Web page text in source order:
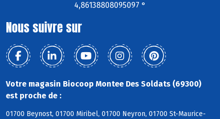
4,86138808095097 °
Nous suivre sur
Votre magasin Biocoop Montee Des Soldats (69300)
est proche de :
01700 Beynost, 01700 Miribel, 01700 Neyron, 01700 St-Maurice-